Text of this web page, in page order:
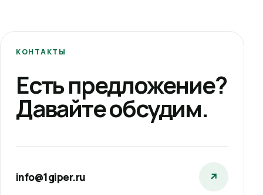
КОНТАКТЫ
Есть предложение?
Давайте обсудим.
info@1giper.ru ↗